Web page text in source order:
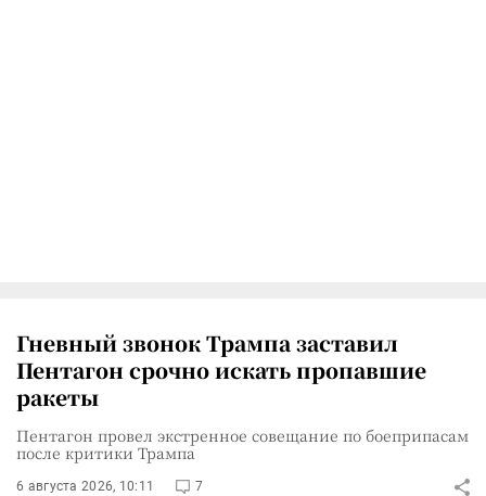
Гневный звонок Трампа заставил
Пентагон срочно искать пропавшие
ракеты
Пентагон провел экстренное совещание по боеприпасам
после критики Трампа
6 августа 2026, 10:11 7